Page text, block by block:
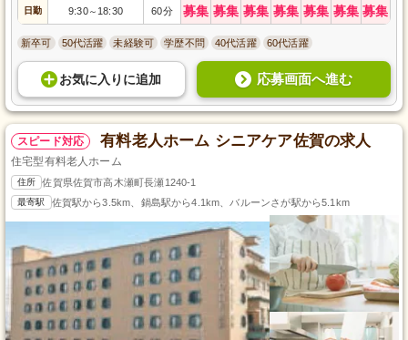
日勤 9:30～ 18:30 60分 募集 募集 募集 募集 募集 募集 募集
新卒可 50代活躍 未経験可 学歴不問 40代活躍 60代活躍
お気に入り に追加 応募画面へ進む
スピード対応 有料老人ホーム シニアケア佐賀の求人
住宅型有料老人ホーム
住所 佐賀県佐賀市高木瀬町長瀬1240-1
最寄駅 佐賀駅から3.5km、鍋島駅から4.1km、バルーンさが駅から5.1km